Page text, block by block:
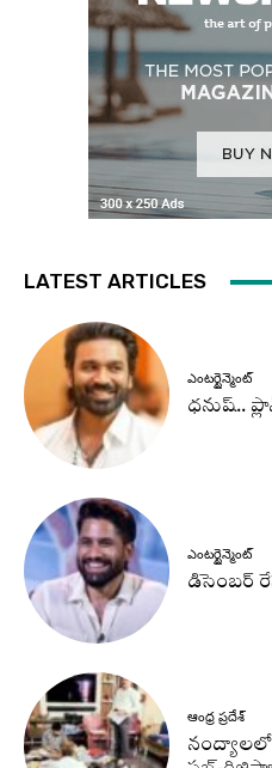
LATEST ARTICLES
ఎంటర్టైన్మెంట్
ధనుష్‌..
ఎంటర్టైన్మెంట్
డిసెంబర్
ఆంధ్ర ప్రదేశ్